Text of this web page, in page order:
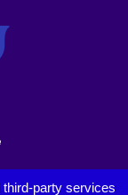
party services